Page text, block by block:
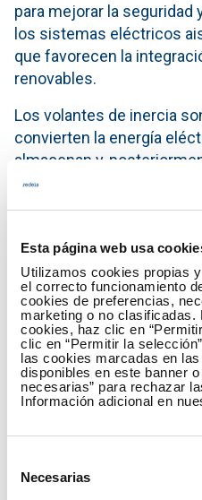
Esta página web usa
Utilizamos cookies propias
el correcto funcionamiento
cookies de preferencias,
marketing o no clasificadas.
cookies, haz clic en
clic en “Permitir la
las cookies marcadas en
disponibles en este banner
necesarias” para rechazar
Información adicional en
Necesarias
para mejorar la seguridad
los sistemas eléctricos
que favorecen la
renovables.
Los volantes de inercia
convierten la energía
almacenan y,
requiere, la devuelve a la
millones de euros, se
de Mácher, de 66
Tías, en Lanzarote.
El volante de inercia
red una potencia máxima
aproximadamente 12
de unos 18 megavatios
cambios bruscos de la